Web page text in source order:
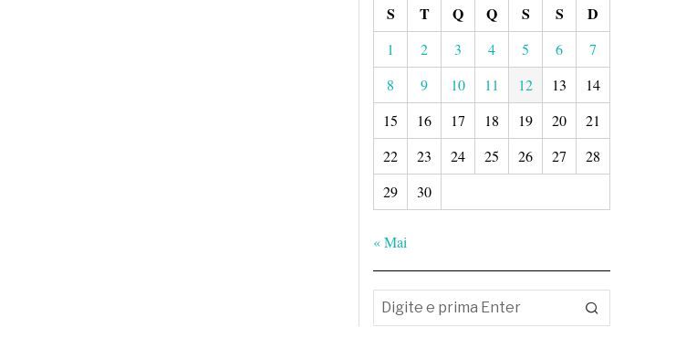
S T Q Q S S D
1 2 3 4 5 6
7
8
9 10 11 12 13
14
15
16 17 18 19 20
21
22
23 24 25 26 27
28
29
30
« Mai